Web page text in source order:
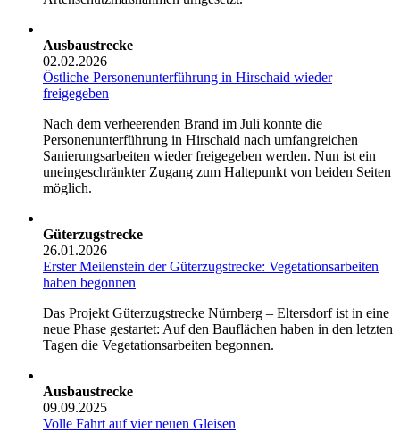
Ausbaustrecke
02.02.2026
Östliche Personenunterführung in Hirschaid wieder
freigegeben
Nach dem verheerenden Brand im Juli konnte die
Personenunterführung in Hirschaid nach umfangreichen
Sanierungsarbeiten wieder freigegeben werden. Nun ist ein
uneingeschränkter Zugang zum Haltepunkt von beiden Seiten
möglich.
Güterzugstrecke
26.01.2026
Erster Meilenstein der Güterzugstrecke: Vegetationsarbeiten
haben begonnen
Das Projekt Güterzugstrecke Nürnberg – Eltersdorf ist in eine
neue Phase gestartet: Auf den Bauflächen haben in den letzten
Tagen die Vegetationsarbeiten begonnen.
Ausbaustrecke
09.09.2025
Volle Fahrt auf vier neuen Gleisen